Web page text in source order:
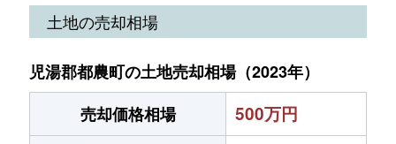
土地の売却相場
児湯郡都農町の土地売却相場（2023年）
売却価格相場
500万円